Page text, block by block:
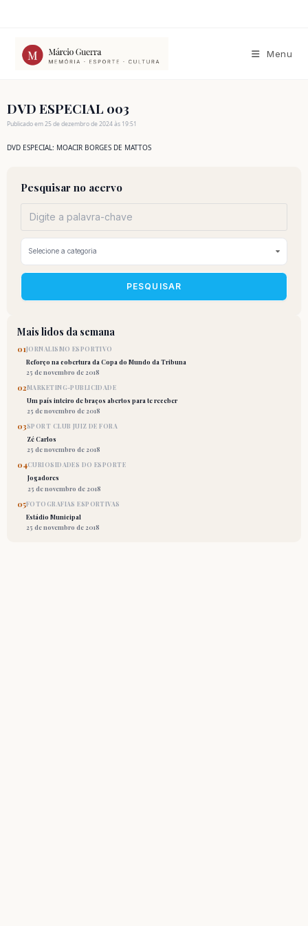
conteúdo
Menu
DVD ESPECIAL 003
Publicado em 25 de dezembro de 2024 às 19:51
DVD ESPECIAL: MOACIR BORGES DE MATTOS
Pesquisar no acervo
PESQUISAR
Mais lidos da semana
01JORNALISMO ESPORTIVO
Reforço na cobertura da Copa do Mundo da Tribuna
25 de novembro de 2018
02MARKETING-PUBLICIDADE
Um país inteiro de braços abertos para te receber
25 de novembro de 2018
03SPORT CLUB JUIZ DE FORA
Zé Carlos
25 de novembro de 2018
04CURIOSIDADES DO ESPORTE
Jogadores
25 de novembro de 2018
05FOTOGRAFIAS ESPORTIVAS
Estádio Municipal
25 de novembro de 2018